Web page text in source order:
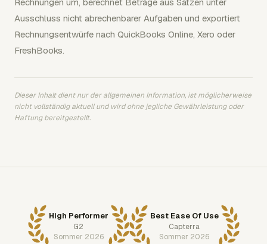
Ausschluss nicht abrechenbarer Aufgaben und exportiert
Rechnungsentwürfe nach QuickBooks Online, Xero oder
FreshBooks.
Dieser Inhalt dient nur der allgemeinen Information, ist möglicherweise
nicht vollständig aktuell und wird ohne jegliche Gewährleistung oder
Haftung bereitgestellt.
High Performer
G2
Sommer 2026
Best Ease Of Use
Capterra
Sommer 2026